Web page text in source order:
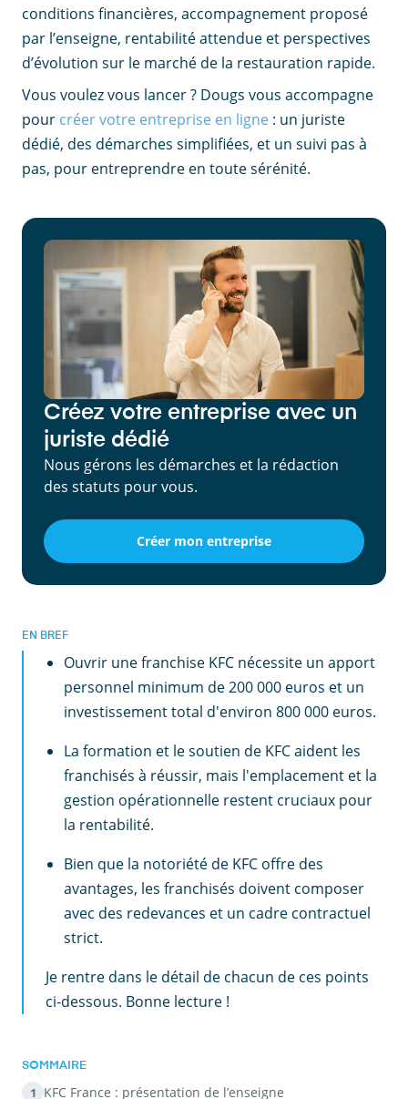
conditions financières, accompagnement proposé
par l’enseigne, rentabilité attendue et perspectives
d’évolution sur le marché de la restauration rapide.
Vous voulez vous lancer ? Dougs vous accompagne
pour créer votre entreprise en ligne : un juriste
dédié, des démarches simplifiées, et un suivi pas à
pas, pour entreprendre en toute sérénité.
Créez votre entreprise avec un
juriste dédié
Nous gérons les démarches et la rédaction
des statuts pour vous.
Créer mon entreprise
EN BREF
Ouvrir une franchise KFC nécessite un apport
personnel minimum de 200 000 euros et un
investissement total d'environ 800 000 euros.
La formation et le soutien de KFC aident les
franchisés à réussir, mais l'emplacement et la
gestion opérationnelle restent cruciaux pour
la rentabilité.
Bien que la notoriété de KFC offre des
avantages, les franchisés doivent composer
avec des redevances et un cadre contractuel
strict.
Je rentre dans le détail de chacun de ces points
ci-dessous. Bonne lecture !
SOMMAIRE
1 KFC France : présentation de l’enseigne